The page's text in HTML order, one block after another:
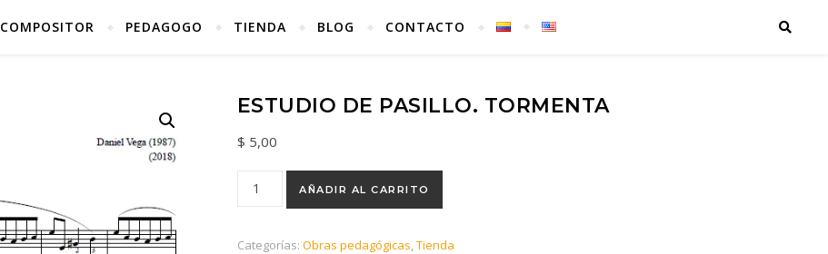
COMPOSITOR PEDAGOGO TIENDA BLOG CONTACTO
ESTUDIO DE PASILLO. TORMENTA
$ 5,00
AÑADIR AL CARRITO
Categorías: Obras pedagógicas,Tienda